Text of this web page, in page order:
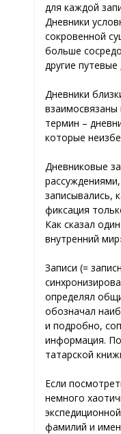
для каждой
Дневники
сокровенной
больше
другие
Дневники
термин –
которые
Дневниковые
записывались,
фиксация
Как сказал
внутренний
Записи (=
определял
обозначал
и подробно,
информация.
татарской
Если
немного
фамилий и